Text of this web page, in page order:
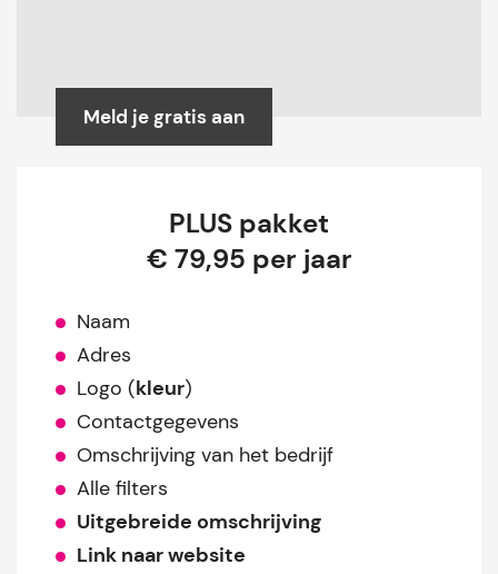
Meld je gratis aan
PLUS pakket
€ 79,95 per jaar
Naam
Adres
Logo (kleur)
Contactgegevens
Omschrijving van het bedrijf
Alle filters
Uitgebreide omschrijving
Link naar website